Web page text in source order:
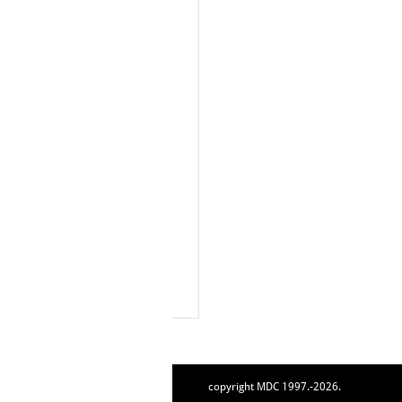
copyright MDC 1997.-2026.